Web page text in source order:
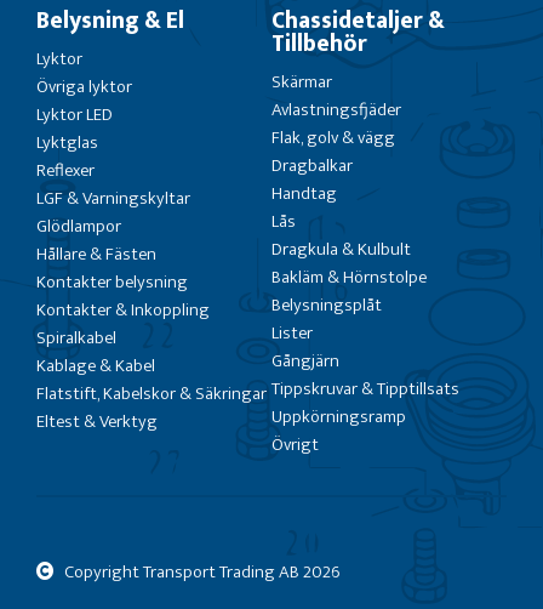
Belysning & El
Lyktor
Övriga lyktor
Lyktor LED
Lyktglas
Reflexer
LGF & Varningskyltar
Glödlampor
Hållare & Fästen
Kontakter belysning
Kontakter & Inkoppling
Spiralkabel
Kablage & Kabel
Flatstift, Kabelskor & Säkringar
Eltest & Verktyg
Chassidetaljer &
Tillbehör
Skärmar
Avlastningsfjäder
Flak, golv & vägg
Dragbalkar
Handtag
Lås
Dragkula & Kulbult
Bakläm & Hörnstolpe
Belysningsplåt
Lister
Gångjärn
Tippskruvar & Tipptillsats
Uppkörningsramp
Övrigt
Copyright Transport Trading AB2026